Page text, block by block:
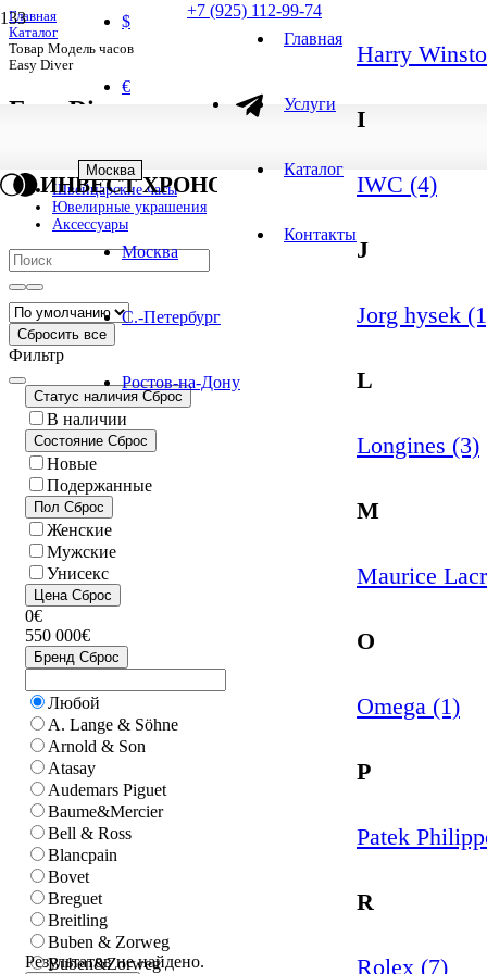
+7 (925) 112-99-74
$
€
Москва
Москва
С.-Петербург
Ростов-на-Дону
Главная
Услуги
Каталог
Контакты
Harry
I
IWC (4)
J
Jorg hysek
L
Longines (3)
M
Maurice
O
Omega (1)
P
Patek
R
Rolex (7)
ИНВЕСТ ХРОНО
Главная
Каталог
Товар Модель часов
Easy Diver
Easy Diver
результатов
Швейцарские часы
Ювелирные украшения
Аксессуары
Сбросить все
Фильтр
Статус наличия Сброс
В наличии
Состояние Сброс
Новые
Подержанные
Пол Сброс
Женские
Мужские
Унисекс
Цена Сброс
0€
550 000€
Бренд Сброс
Любой
A. Lange & Söhne
Arnold & Son
Atasay
Audemars Piguet
Baume&Mercier
Bell & Ross
Blancpain
Bovet
Breguet
Breitling
Buben & Zorweg
Buben&Zorweg
Результатов не найдено.